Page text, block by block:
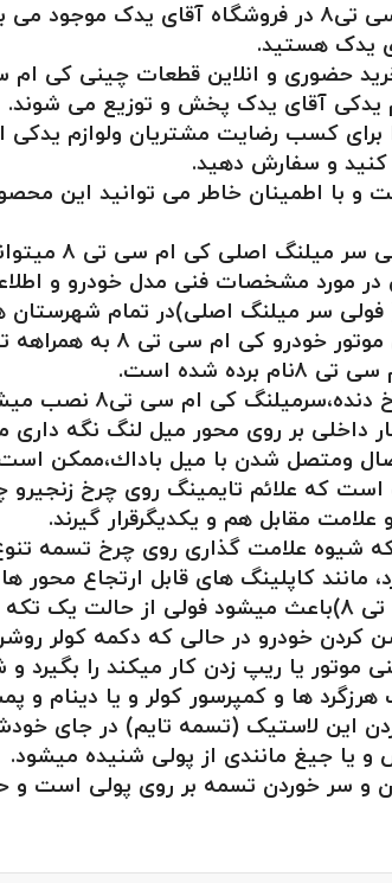
فولی سر میلنگ اصلی کی ام سی تی۸ در
یدک هستید.
کی ام سی تی ۸ اصلی نیز وجود دارد ،تمامی اجناس ،آقای یدک‌ وارداتی و
یدکی آقای یدک پخش و توزیع می شوند.
برای کسب رضایت مشتریان ولوازم
و سفارش دهید.
و با اطمینان خاطر می توانید این
بامشاوران فروش آقای یدک در ارتباط باشید ،و هماهنگ شوید .
مورد مشخصات فنی مدل خودرو و
سر میلنگ اصلی)در تمام شهرستان
انتقال قدرت
شده است.
کی ام سی تی۸ نصب میشود.
داخلی بر روی محور میل لنگ نگه
ومتصل شدن با میل باداك،ممکن
که علائم تایمینگ روی چرخ
مقابل هم و یکدیگرقرار گیرند.
شیوه علامت گذاری روی چرخ تسمه
مانند کاپلینگ های قابل ارتجاع محور
وجود این لاستیک (تسمه تایم تی 8)باعث
کردن خودرو در حالی که دکمه کولر
موتور یا ریپ زدن کار میکند را
هرزگرد ها و کمپرسور کولر و یا دینام
این لاستیک (تسمه تایم) در جای
یا جیغ مانندی از پولی شنیده میشود.
و سر خوردن تسمه بر روی پولی است و